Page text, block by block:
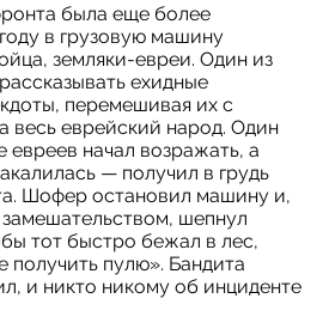
была еще более
в грузовую машину
земляки-евреи. Один из
ехидные
перемешивая их с
весь еврейский народ. Один
евреев начал возражать, а
— получил в грудь
Шофер остановил машину и,
шепнул
тот быстро бежал в лес,
получить пулю». Бандита
и никто никому об инциденте